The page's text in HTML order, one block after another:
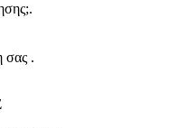
σας .